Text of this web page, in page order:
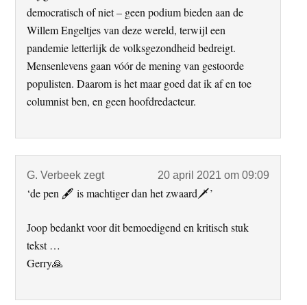
democratisch of niet – geen podium bieden aan de
Willem Engeltjes van deze wereld, terwijl een
pandemie letterlijk de volksgezondheid bedreigt.
Mensenlevens gaan vóór de mening van gestoorde
populisten. Daarom is het maar goed dat ik af en toe
columnist ben, en geen hoofdredacteur.
G. Verbeek zegt 20 april 2021 om 09:09
‘de pen 🖋️ is machtiger dan het zwaard🗡️’
Joop bedankt voor dit bemoedigend en kritisch stuk
tekst …
Gerry🙏